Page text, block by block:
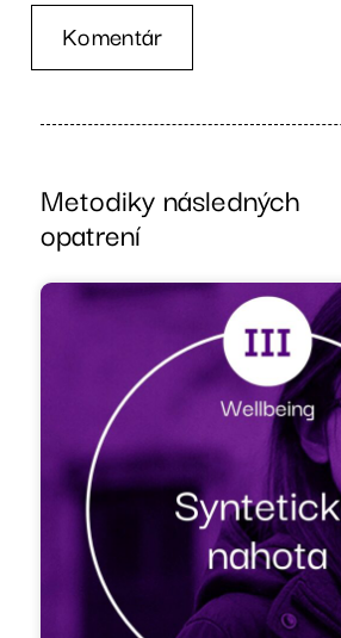
Komentár
Metodiky následných
opatrení